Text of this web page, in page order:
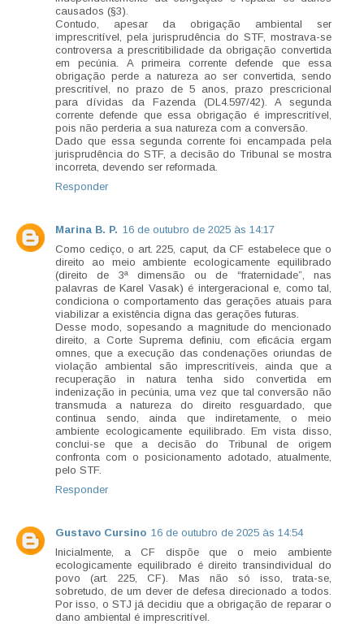
causados (§3).
Contudo, apesar da obrigação ambiental ser
imprescritível, pela jurisprudência do STF, mostrava-se
controversa a prescritibilidade da obrigação convertida
em pecúnia. A primeira corrente defende que essa
obrigação perde a natureza ao ser convertida, sendo
prescritível, no prazo de 5 anos, prazo prescricional
para dívidas da Fazenda (DL4.597/42). A segunda
corrente defende que essa obrigação é imprescritível,
pois não perderia a sua natureza com a conversão.
Dado que essa segunda corrente foi encampada pela
jurisprudência do STF, a decisão do Tribunal se mostra
incorreta, devendo ser reformada.
Responder
Marina B. P. 16 de outubro de 2025 às 14:17
Como cediço, o art. 225, caput, da CF estabelece que o
direito ao meio ambiente ecologicamente equilibrado
(direito de 3ª dimensão ou de “fraternidade”, nas
palavras de Karel Vasak) é intergeracional e, como tal,
condiciona o comportamento das gerações atuais para
viabilizar a existência digna das gerações futuras.
Desse modo, sopesando a magnitude do mencionado
direito, a Corte Suprema definiu, com eficácia ergam
omnes, que a execução das condenações oriundas de
violação ambiental são imprescritíveis, ainda que a
recuperação in natura tenha sido convertida em
indenização in pecúnia, uma vez que tal conversão não
transmuda a natureza do direito resguardado, que
continua sendo, ainda que indiretamente, o meio
ambiente ecologicamente equilibrado. Em vista disso,
conclui-se que a decisão do Tribunal de origem
confronta com o posicionamento adotado, atualmente,
pelo STF.
Responder
Gustavo Cursino 16 de outubro de 2025 às 14:54
Inicialmente, a CF dispõe que o meio ambiente
ecologicamente equilibrado é direito transindividual do
povo (art. 225, CF). Mas não só isso, trata-se,
sobretudo, de um dever de defesa direcionado a todos.
Por isso, o STJ já decidiu que a obrigação de reparar o
dano ambiental é imprescritível.